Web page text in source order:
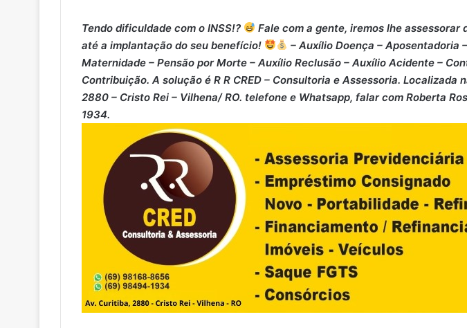
Tendo dificuldade com o INSS!?
Fale com a gente, iremos lhe assessorar
até a implantação do seu benefício!
– Auxílio Doença – ⁠Aposentadoria
Maternidade – ⁠Pensão por Morte – ⁠Auxílio Reclusão – ⁠Auxílio Acidente –
Contribuição. A solução é R R CRED – Consultoria e Assessoria. Localizada
2880 – Cristo Rei – Vilhena/ RO. telefone e Whatsapp, falar com Roberta
1934.